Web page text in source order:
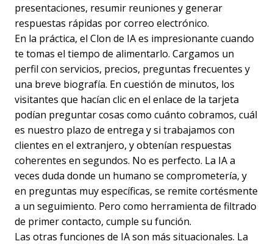
presentaciones, resumir reuniones y generar
respuestas rápidas por correo electrónico.
En la práctica, el Clon de IA es impresionante cuando
te tomas el tiempo de alimentarlo. Cargamos un
perfil con servicios, precios, preguntas frecuentes y
una breve biografía. En cuestión de minutos, los
visitantes que hacían clic en el enlace de la tarjeta
podían preguntar cosas como cuánto cobramos, cuál
es nuestro plazo de entrega y si trabajamos con
clientes en el extranjero, y obtenían respuestas
coherentes en segundos. No es perfecto. La IA a
veces duda donde un humano se comprometería, y
en preguntas muy específicas, se remite cortésmente
a un seguimiento. Pero como herramienta de filtrado
de primer contacto, cumple su función.
Las otras funciones de IA son más situacionales. La